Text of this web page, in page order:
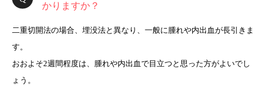
かりますか？
二重切開法の場合、埋没法と異なり、一般に腫れや内出血が長引きま
す。
おおよそ2週間程度は、腫れや内出血で目立つと思った方がよいでし
ょう。